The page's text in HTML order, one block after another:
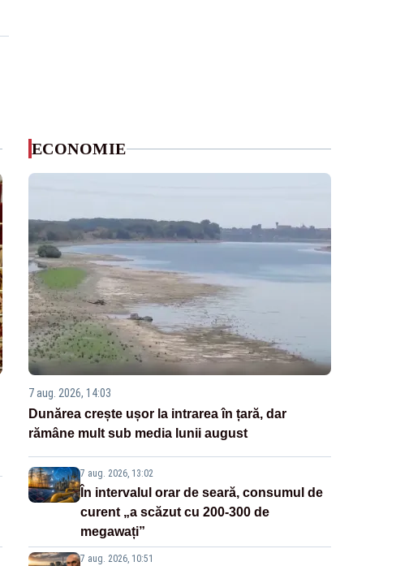
ECONOMIE
7 aug. 2026, 14:03
Dunărea crește ușor la intrarea în țară, dar
rămâne mult sub media lunii august
7 aug. 2026, 13:02
În intervalul orar de seară, consumul de
curent „a scăzut cu 200-300 de
megawați”
7 aug. 2026, 10:51